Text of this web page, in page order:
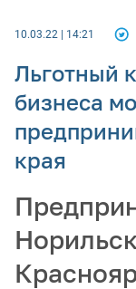
10.03.22 | 14:21
Льготный
бизнеса
края